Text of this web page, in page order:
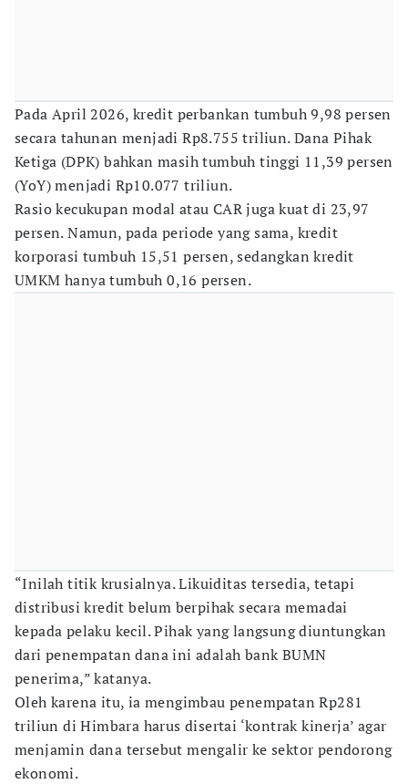
Pada April 2026, kredit perbankan tumbuh 9,98 persen
secara tahunan menjadi Rp8.755 triliun. Dana Pihak
Ketiga (DPK) bahkan masih tumbuh tinggi 11,39 persen
(YoY) menjadi Rp10.077 triliun.
Rasio kecukupan modal atau CAR juga kuat di 23,97
persen. Namun, pada periode yang sama, kredit
korporasi tumbuh 15,51 persen, sedangkan kredit
UMKM hanya tumbuh 0,16 persen.
“Inilah titik krusialnya. Likuiditas tersedia, tetapi
distribusi kredit belum berpihak secara memadai
kepada pelaku kecil. Pihak yang langsung diuntungkan
dari penempatan dana ini adalah bank BUMN
penerima,” katanya.
Oleh karena itu, ia mengimbau penempatan Rp281
triliun di Himbara harus disertai ‘kontrak kinerja’ agar
menjamin dana tersebut mengalir ke sektor pendorong
ekonomi.